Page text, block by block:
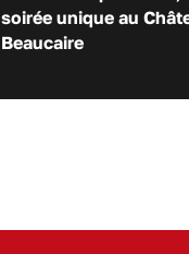
soirée unique au
Beaucaire